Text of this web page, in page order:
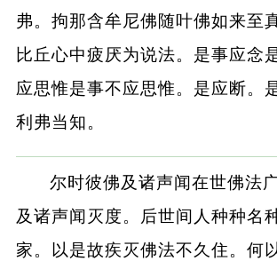
弗。拘那含牟尼佛随叶佛如来至
比丘心中疲厌为说法。是事应念
应思惟是事不应思惟。是应断。
利弗当知。
尔时彼佛及诸声闻在世佛法
及诸声闻灭度。后世间人种种名
家。以是故疾灭佛法不久住。何